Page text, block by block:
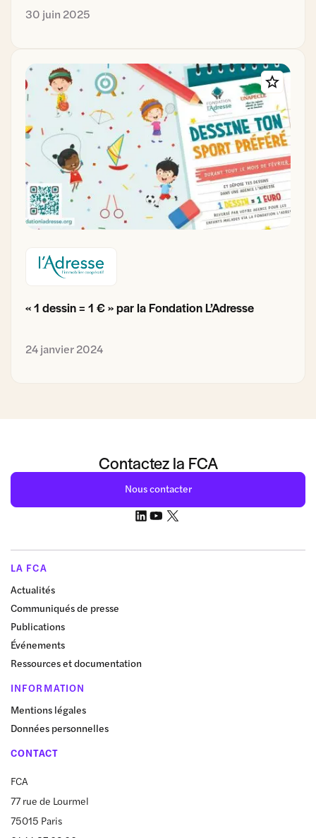
30 juin 2025
« 1 dessin = 1 € » par la Fondation L’Adresse
24 janvier 2024
Contactez la FCA
Nous contacter
LA FCA
Actualités
Communiqués de presse
Publications
Événements
Ressources et documentation
INFORMATION
Mentions légales
Données personnelles
CONTACT
FCA
77 rue de Lourmel
75015 Paris